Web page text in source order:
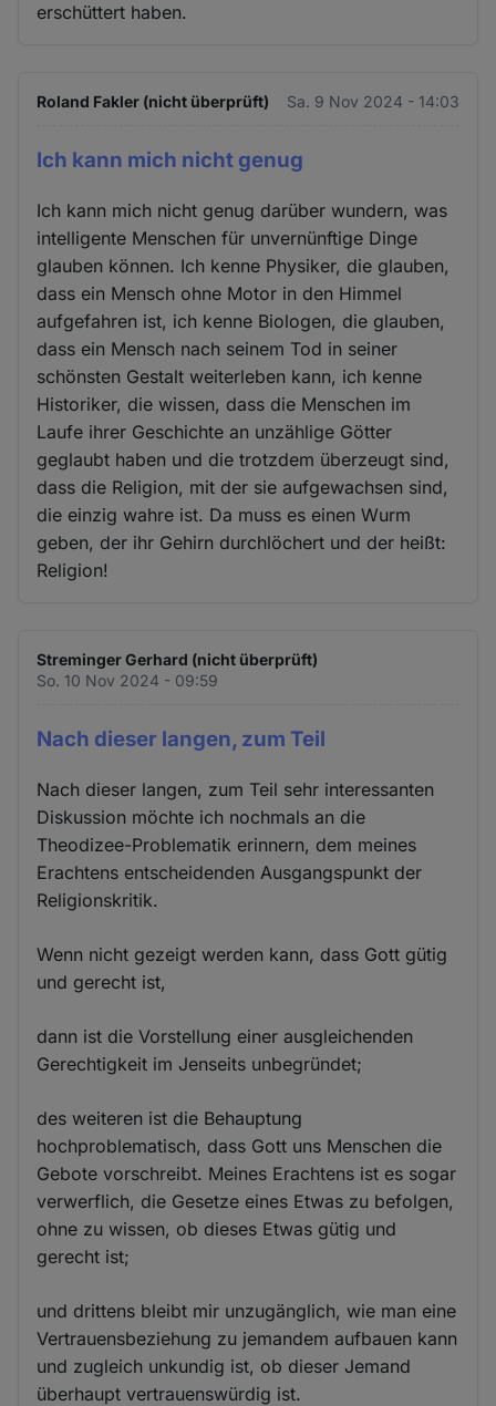
erschüttert haben.
Roland Fakler (nicht überprüft) Sa. 9 Nov 2024 - 14:03
Ich kann mich nicht genug
Ich kann mich nicht genug darüber wundern, was
intelligente Menschen für unvernünftige Dinge
glauben können. Ich kenne Physiker, die glauben,
dass ein Mensch ohne Motor in den Himmel
aufgefahren ist, ich kenne Biologen, die glauben,
dass ein Mensch nach seinem Tod in seiner
schönsten Gestalt weiterleben kann, ich kenne
Historiker, die wissen, dass die Menschen im
Laufe ihrer Geschichte an unzählige Götter
geglaubt haben und die trotzdem überzeugt sind,
dass die Religion, mit der sie aufgewachsen sind,
die einzig wahre ist. Da muss es einen Wurm
geben, der ihr Gehirn durchlöchert und der heißt:
Religion!
Streminger Gerhard (nicht überprüft)
So. 10 Nov 2024 - 09:59
Nach dieser langen, zum Teil
Nach dieser langen, zum Teil sehr interessanten
Diskussion möchte ich nochmals an die
Theodizee-Problematik erinnern, dem meines
Erachtens entscheidenden Ausgangspunkt der
Religionskritik.
Wenn nicht gezeigt werden kann, dass Gott gütig
und gerecht ist,
dann ist die Vorstellung einer ausgleichenden
Gerechtigkeit im Jenseits unbegründet;
des weiteren ist die Behauptung
hochproblematisch, dass Gott uns Menschen die
Gebote vorschreibt. Meines Erachtens ist es sogar
verwerflich, die Gesetze eines Etwas zu befolgen,
ohne zu wissen, ob dieses Etwas gütig und
gerecht ist;
und drittens bleibt mir unzugänglich, wie man eine
Vertrauensbeziehung zu jemandem aufbauen kann
und zugleich unkundig ist, ob dieser Jemand
überhaupt vertrauenswürdig ist.
und